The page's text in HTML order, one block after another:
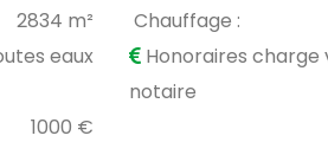
2834 m² Chauffage :
eaux
Honoraires charge
notaire
1000 €